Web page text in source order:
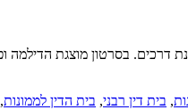
, בית דין רבני, בית הדין לממונות,